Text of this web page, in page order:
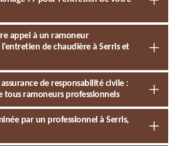
appel à un ramoneur
de chaudière à Serris et
de responsabilité civile :
tous ramoneurs professionnels
par un professionnel à Serris,